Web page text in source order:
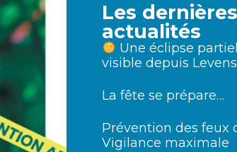
Les dernières
actualités
Une éclipse
visible depuis
La fête se prépare…
Prévention des feux
Vigilance maximale